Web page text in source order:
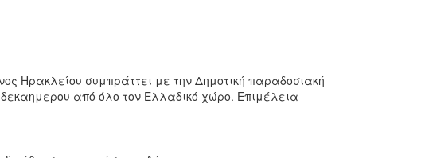
Ηρακλείου συμπράττει με την Δημοτική παραδοσιακή
από όλο τον Ελλαδικό χώρο. Επιμέλεια-